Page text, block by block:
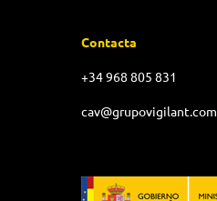
Contacta
+34 968 805 831
cav@grupovigilant.com